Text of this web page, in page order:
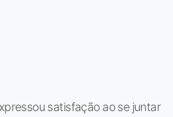
satisfação ao se juntar